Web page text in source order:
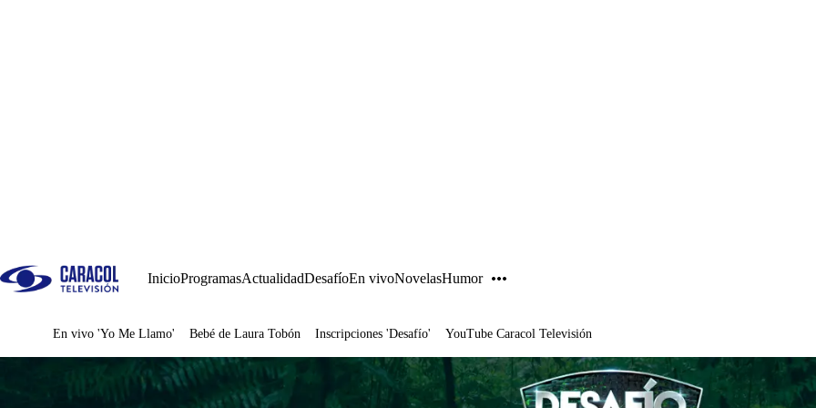
InicioProgramasActualidadDesafíoEn vivoNovelasHumor
Juegos
En vivo 'Yo Me Llamo' Bebé de Laura Tobón Inscripciones 'Desafío' YouTube Caracol Televisión